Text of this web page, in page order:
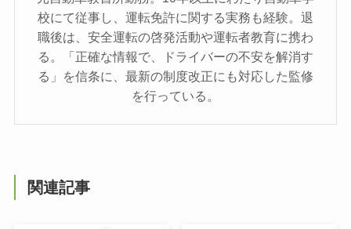
校にて従事し、運転免許に関する実務も経験。退
職後は、安全運転の啓発活動や運転者教育に携わ
る。「正確な情報で、ドライバーの不安を解消す
る」を信条に、最新の制度改正にも対応した監修
を行っている。
関連記事